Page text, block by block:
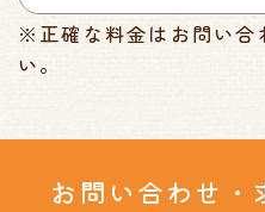
※正確な料金はお問い合
い。
お問い合わせ・